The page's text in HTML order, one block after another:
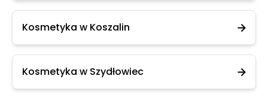
Kosmetyka w Koszalin
Kosmetyka w Szydłowiec